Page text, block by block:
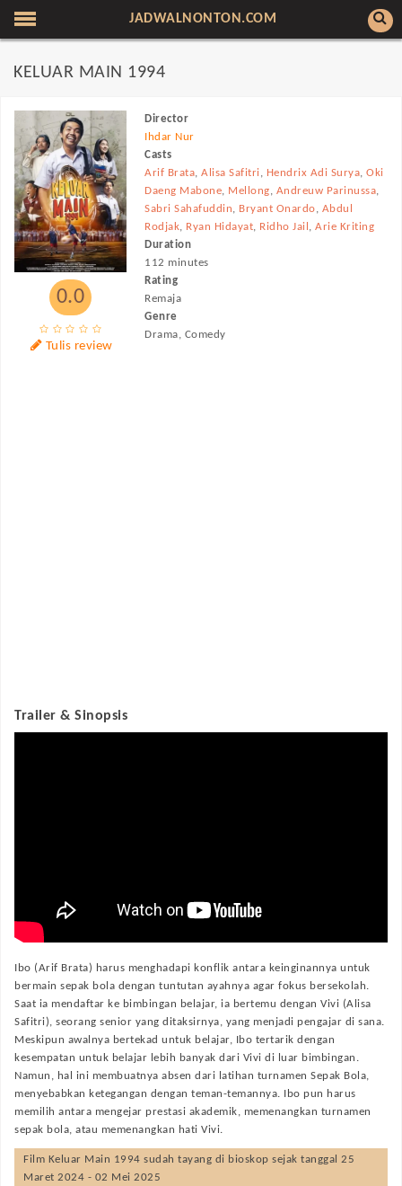
JADWALNONTON.COM
KELUAR MAIN 1994
0.0
Tulis review
Director
Ihdar Nur
Casts
Arif Brata,Alisa Safitri, Hendrix Adi Surya,Oki
Daeng Mabone, Mellong, Andreuw Parinussa,
Sabri Sahafuddin, Bryant Onardo, Abdul
Rodjak, Ryan Hidayat, Ridho Jail ,Arie Kriting
Duration
112 minutes
Rating
Remaja
Genre
Drama, Comedy
Trailer & Sinopsis
Ibo (Arif Brata) harus menghadapi konflik antara keinginannya untuk
bermain sepak bola dengan tuntutan ayahnya agar fokus bersekolah.
Saat ia mendaftar ke bimbingan belajar, ia bertemu dengan Vivi (Alisa
Safitri), seorang senior yang ditaksirnya, yang menjadi pengajar di sana.
Meskipun awalnya bertekad untuk belajar, Ibo tertarik dengan
kesempatan untuk belajar lebih banyak dari Vivi di luar bimbingan.
Namun, hal ini membuatnya absen dari latihan turnamen Sepak Bola,
menyebabkan ketegangan dengan teman-temannya. Ibo pun harus
memilih antara mengejar prestasi akademik, memenangkan turnamen
sepak bola, atau memenangkan hati Vivi.
Film Keluar Main 1994 sudah tayang di bioskop sejak tanggal 25
Maret 2024 - 02 Mei 2025